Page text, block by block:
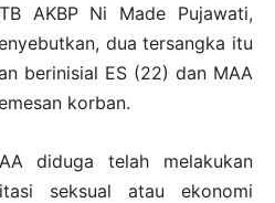
AKBP Ni Made Pujawati,
dua tersangka itu
berinisial ES (22) dan MAA
korban.
diduga telah melakukan
seksual atau ekonomi